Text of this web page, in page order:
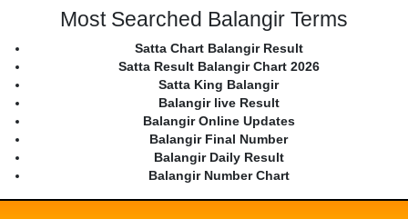
Most Searched Balangir Terms
Satta Chart Balangir Result
Satta Result Balangir Chart 2026
Satta King Balangir
Balangir live Result
Balangir Online Updates
Balangir Final Number
Balangir Daily Result
Balangir Number Chart